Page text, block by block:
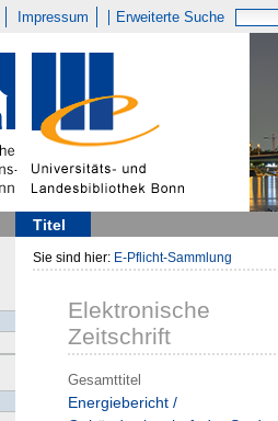
Impressum Erweiterte Suche
Titel
Sie sind hier: E-Pflicht-Sammlung
Elektronische
Zeitschrift
Gesamttitel
Energiebericht /